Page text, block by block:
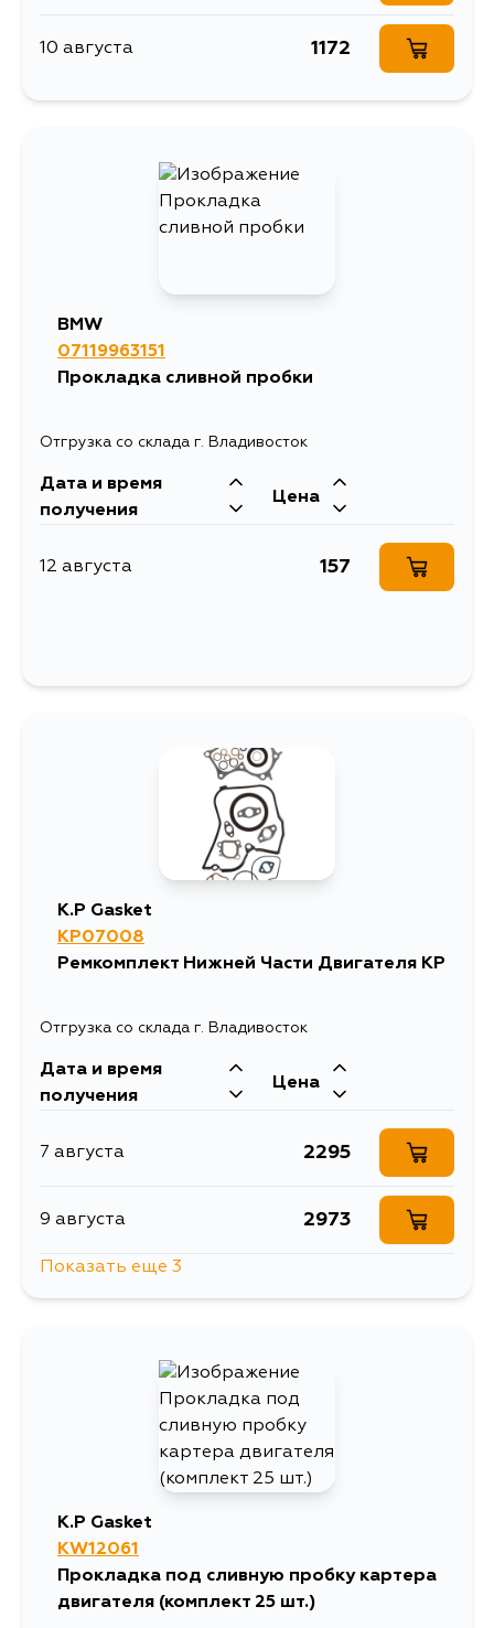
30 августа 257
10 августа 1172
BMW
07119963151
Прокладка сливной пробки
Отгрузка со склада г. Владивосток
Дата и время
получения
Цена
12 августа 157
K.P Gasket
KP07008
Ремкомплект Нижней Части Двигателя KP
Отгрузка со склада г. Владивосток
Дата и время
получения
Цена
7 августа 2295
9 августа 2973
8605
Показать еще 3
K.P Gasket
KW12061
Прокладка под сливную пробку картера
двигателя (комплект 25 шт.)